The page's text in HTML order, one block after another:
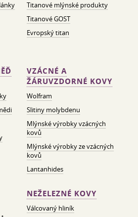
Titanové mlýnské produkty
Titanové GOST
Evropský titan
VZÁCNÉ A
ŽÁRUVZDORNÉ KOVY
Wolfram
Slitiny molybdenu
Mlýnské výrobky vzácných
kovů
Mlýnské výrobky ze vzácných
kovů
Lantanhides
NEŽELEZNÉ KOVY
Válcovaný hliník